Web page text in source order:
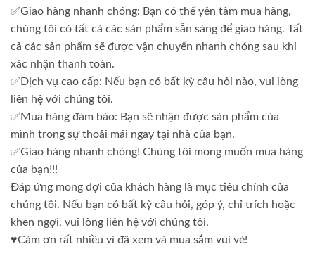
✅Giao hàng nhanh chóng: Bạn có thể yên tâm mua hàng,
chúng tôi có tất cả các sản phẩm sẵn sàng để giao hàng. Tất
cả các sản phẩm sẽ được vận chuyển nhanh chóng sau khi
xác nhận thanh toán.
✅Dịch vụ cao cấp: Nếu bạn có bất kỳ câu hỏi nào, vui lòng
liên hệ với chúng tôi.
✅Mua hàng đảm bảo: Bạn sẽ nhận được sản phẩm của
mình trong sự thoải mái ngay tại nhà của bạn.
✅Giao hàng nhanh chóng! Chúng tôi mong muốn mua hàng
của bạn!!!
Đáp ứng mong đợi của khách hàng là mục tiêu chính của
chúng tôi. Nếu bạn có bất kỳ câu hỏi, góp ý, chỉ trích hoặc
khen ngợi, vui lòng liên hệ với chúng tôi.
♥️Cảm ơn rất nhiều vì đã xem và mua sắm vui vẻ!